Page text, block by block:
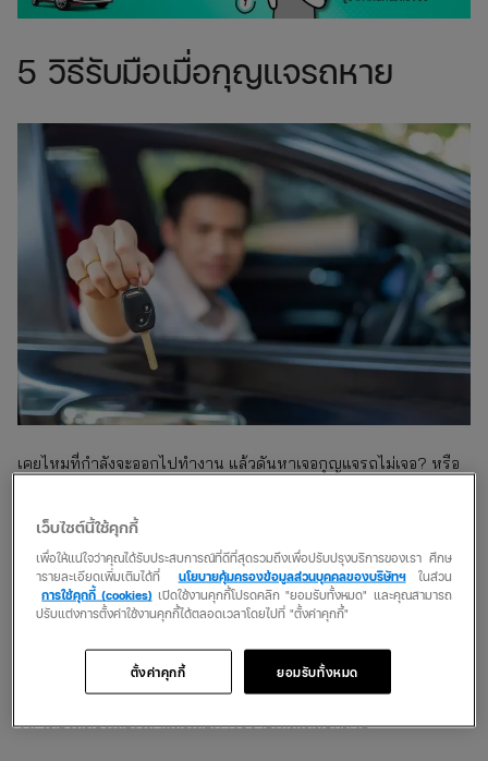
5 วิธีรับมือเมื่อกุญแจรถหาย
เคยไหมที่กำลังจะออกไปทำงาน แล้วดันหาเจอกุญแจรถไม่เจอ? หรือ
รถยนต์หายมาฝากกัน
1. ตั้งสติหาให้ดีอีกครั้ง
ก่อนอื่นให้ตั้งสติและพยายามนึกถึงจุดที่อาจจะเผลอทำกุญแจรถหายได้
เช่น ในกระเป๋า โต๊ะทำงาน หรือที่นั่งในรถ หลายครั้งที่กุญแจอาจถูก
วางไว้ในที่ที่คาดไม่ถึง ถ้าลองหาให้ดีอีกครั้งอาจช่วยให้เราเจอกุญแจ
รถ โดยไม่ต้องเสียเวลาและเสียค่าใช้จ่ายเพิ่มเติมอีกด้วย
เว็บไซต์นี้ใช้คุกกี้
เพื่อให้แน่ใจว่าคุณได้รับประสบการณ์ที่ดีที่สุดรวมถึงเพื่อปรับปรุงบริการของเรา ศึกษ
ารายละเอียดเพิ่มเติมได้ที่
นโยบายคุ้มครองข้อมูลส่วนบุคคลของบริษัทฯในส่วน
การใช้คุกกี้ (cookies) เปิดใช้งานคุกกี้โปรดคลิก "ยอมรับทั้งหมด" และคุณสามารถ
ปรับแต่งการตั้งค่าใช้งานคุกกี้ได้ตลอดเวลาโดยไปที่ "ตั้งค่าคุกกี้"
ยอมรับทั้งหมด
ตั้งค่าคุกกี้